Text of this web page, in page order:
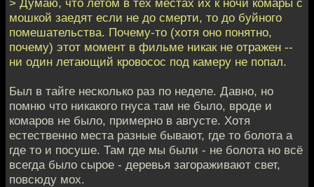
мошкой заедят если не до смерти, то до буйного
помешательства. Почему-то (хотя оно понятно,
почему) этот момент в фильме никак не отражен --
ни один летающий кровосос под камеру не попал.
Был в тайге несколько раз по неделе. Давно, но
помню что никакого гнуса там не было, вроде и
комаров не было, примерно в августе. Хотя
естественно места разные бывают, где то болота а
где то и посуше. Там где мы были - не болота но всё
всегда было сырое - деревья загораживают свет,
повсюду мох.